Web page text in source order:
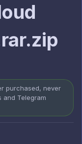
purchased, never
and Telegram